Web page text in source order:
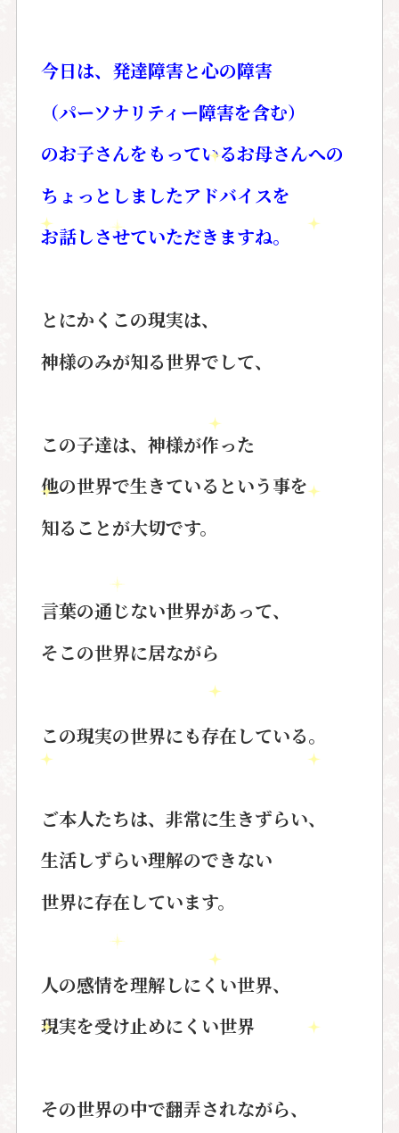
今日は、発達障害と心の障害
（パーソナリティー障害を含む）
のお子さんをもっているお母さんへの
ちょっとしましたアドバイスを
お話しさせていただきますね。
とにかくこの現実は、
神様のみが知る世界でして、
この子達は、神様が作った
他の世界で生きているという事を
知ることが大切です。
言葉の通じない世界があって、
そこの世界に居ながら
この現実の世界にも存在している。
ご本人たちは、非常に生きずらい、
生活しずらい理解のできない
世界に存在しています。
人の感情を理解しにくい世界、
現実を受け止めにくい世界
その世界の中で翻弄されながら、